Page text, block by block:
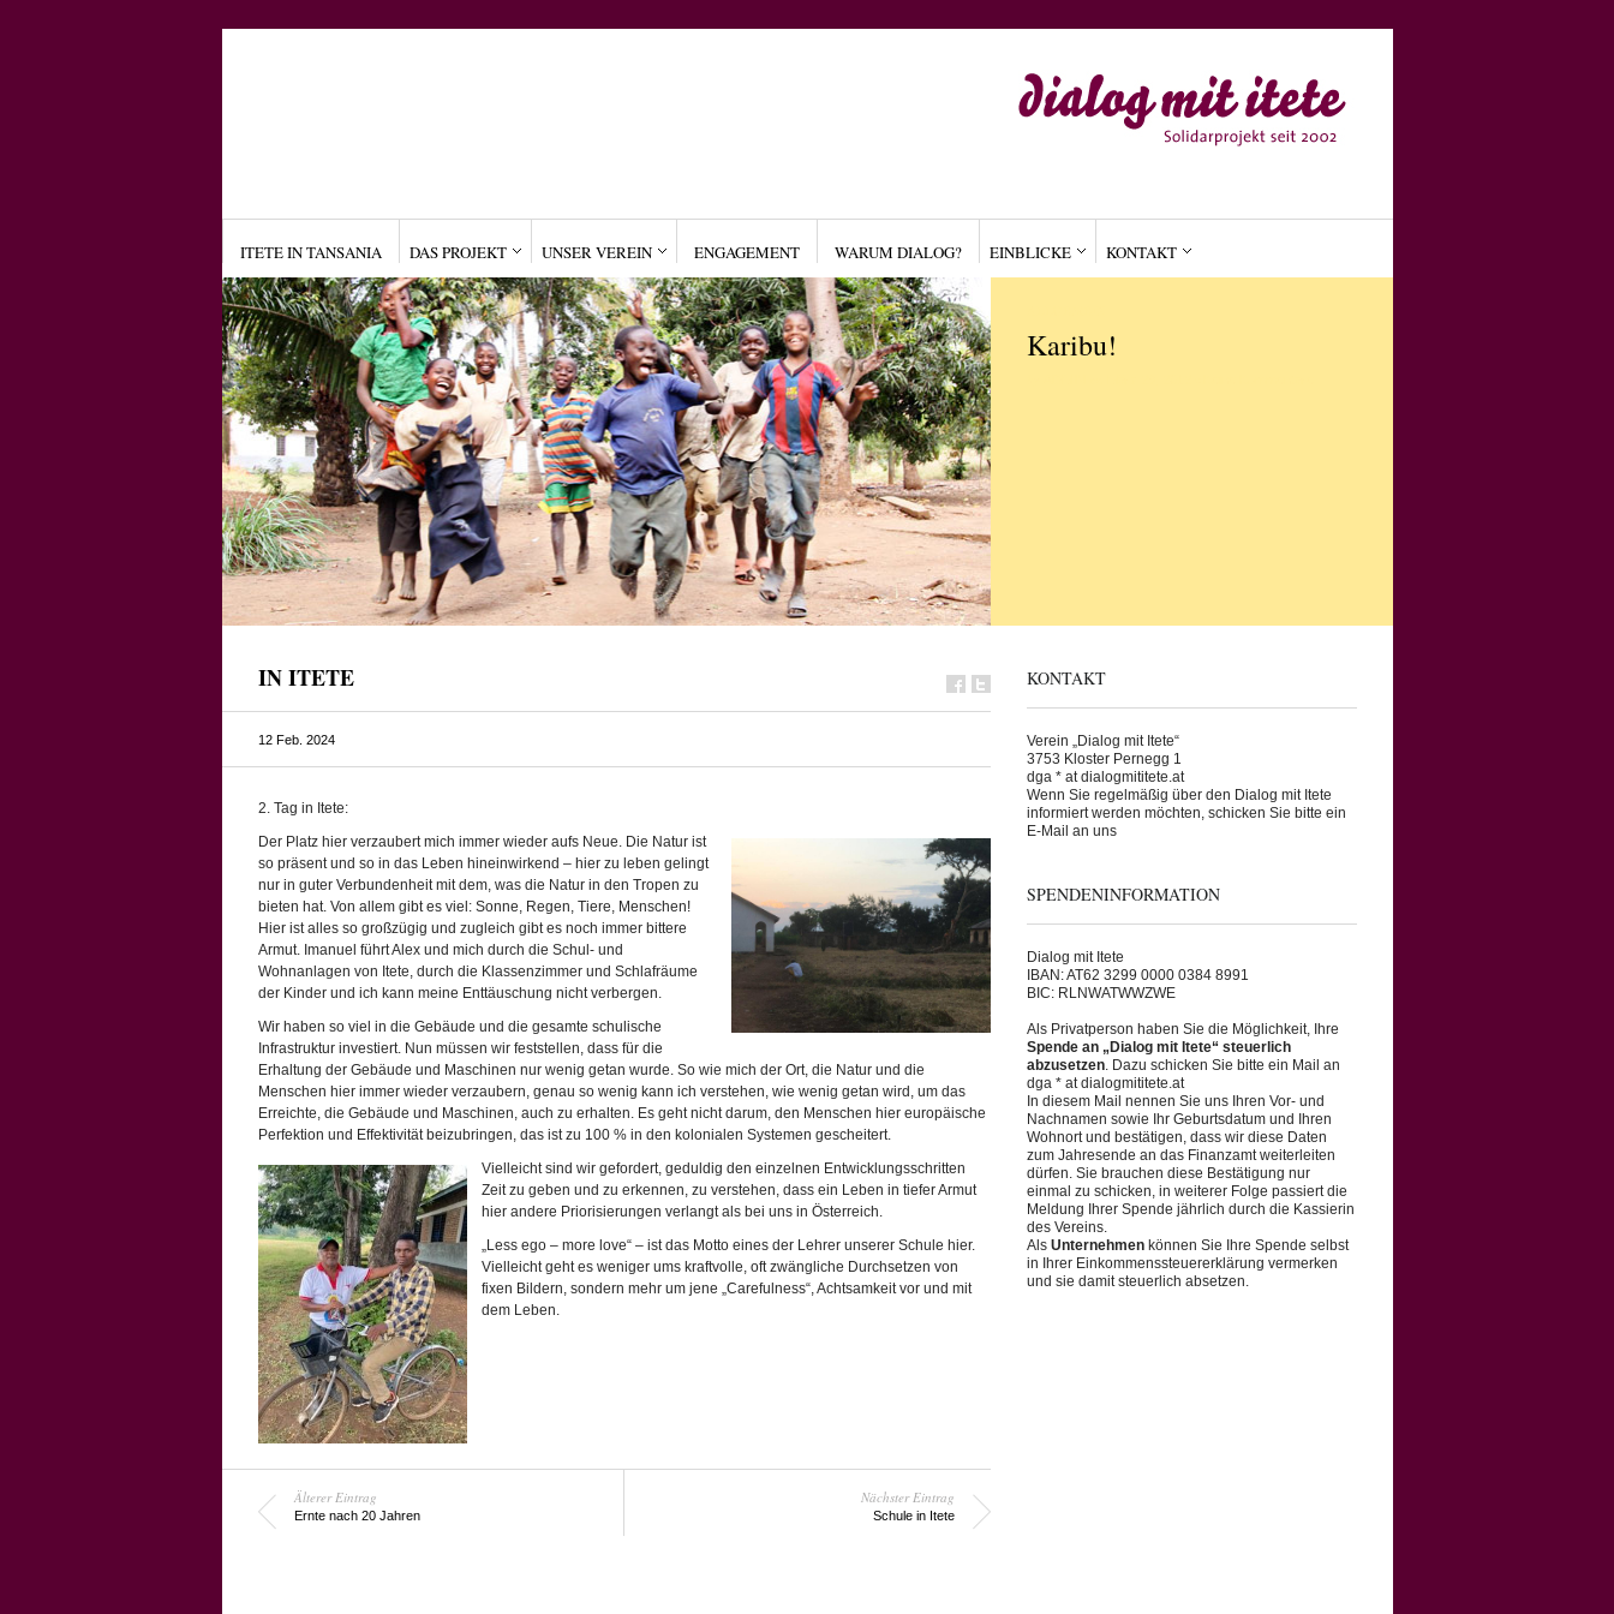
ITETE IN TANSANIA DAS PROJEKT UNSER VEREIN ENGAGEMENT WARUM DIALOG? EINBLICKE KONTAKT
Karibu!
IN ITETE
12 Feb. 2024
2. Tag in Itete:
Der Platz hier verzaubert mich immer wieder aufs Neue. Die Natur ist
so präsent und so in das Leben hineinwirkend – hier zu leben gelingt
nur in guter Verbundenheit mit dem, was die Natur in den Tropen zu
bieten hat. Von allem gibt es viel: Sonne, Regen, Tiere, Menschen!
Hier ist alles so großzügig und zugleich gibt es noch immer bittere
Armut. Imanuel führt Alex und mich durch die Schul- und
Wohnanlagen von Itete, durch die Klassenzimmer und Schlafräume
der Kinder und ich kann meine Enttäuschung nicht verbergen.
Wir haben so viel in die Gebäude und die gesamte schulische
Infrastruktur investiert. Nun müssen wir feststellen, dass für die
Erhaltung der Gebäude und Maschinen nur wenig getan wurde. So wie mich der Ort, die Natur und die
Menschen hier immer wieder verzaubern, genau so wenig kann ich verstehen, wie wenig getan wird, um das
Erreichte, die Gebäude und Maschinen, auch zu erhalten. Es geht nicht darum, den Menschen hier europäische
Perfektion und Effektivität beizubringen, das ist zu 100 % in den kolonialen Systemen gescheitert.
Vielleicht sind wir gefordert, geduldig den einzelnen Entwicklungsschritten
Zeit zu geben und zu erkennen, zu verstehen, dass ein Leben in tiefer Armut
hier andere Priorisierungen verlangt als bei uns in Österreich.
„Less ego – more love“ – ist das Motto eines der Lehrer unserer Schule hier.
Vielleicht geht es weniger ums kraftvolle, oft zwängliche Durchsetzen von
fixen Bildern, sondern mehr um jene „Carefulness“, Achtsamkeit vor und mit
dem Leben.
Älterer Eintrag
Ernte nach 20 Jahren
Nächster Eintrag
Schule in Itete
KONTAKT
Verein „Dialog mit Itete“
3753 Kloster Pernegg 1
dga * at dialogmititete.at
Wenn Sie regelmäßig über den Dialog mit Itete
informiert werden möchten, schicken Sie bitte ein
E-Mail an uns
SPENDENINFORMATION
Dialog mit Itete
IBAN: AT62 3299 0000 0384 8991
BIC: RLNWATWWZWE
Als Privatperson haben Sie die Möglichkeit, Ihre
Spende an „Dialog mit Itete“ steuerlich
abzusetzen. Dazu schicken Sie bitte ein Mail an
dga * at dialogmititete.at
In diesem Mail nennen Sie uns Ihren Vor- und
Nachnamen sowie Ihr Geburtsdatum und Ihren
Wohnort und bestätigen, dass wir diese Daten
zum Jahresende an das Finanzamt weiterleiten
dürfen. Sie brauchen diese Bestätigung nur
einmal zu schicken, in weiterer Folge passiert die
Meldung Ihrer Spende jährlich durch die Kassierin
des Vereins.
Als Unternehmenkönnen Sie Ihre Spende selbst
in Ihrer Einkommenssteuererklärung vermerken
und sie damit steuerlich absetzen.